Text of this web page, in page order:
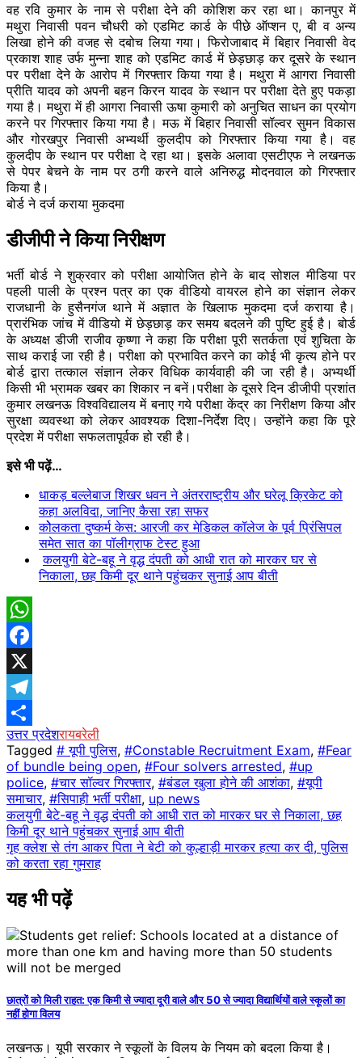
वह रवि कुमार के नाम से परीक्षा देने की कोशिश कर रहा था। कानपुर में
मथुरा निवासी पवन चौधरी को एडमिट कार्ड के पीछे ऑप्शन ए, बी व अन्य
लिखा होने की वजह से दबोच लिया गया। फिरोजाबाद में बिहार निवासी वेद
प्रकाश शाह उर्फ मुन्ना शाह को एडमिट कार्ड में छेड़छाड़ कर दूसरे के स्थान
पर परीक्षा देने के आरोप में गिरफ्तार किया गया है। मथुरा में आगरा निवासी
प्रीति यादव को अपनी बहन किरन यादव के स्थान पर परीक्षा देते हुए पकड़ा
गया है। मथुरा में ही आगरा निवासी ऊषा कुमारी को अनुचित साधन का प्रयोग
करने पर गिरफ्तार किया गया है। मऊ में बिहार निवासी सॉल्वर सुमन विकास
और गोरखपुर निवासी अभ्यर्थी कुलदीप को गिरफ्तार किया गया है। वह
कुलदीप के स्थान पर परीक्षा दे रहा था। इसके अलावा एसटीएफ ने लखनऊ
से पेपर बेचने के नाम पर ठगी करने वाले अनिरुद्ध मोदनवाल को गिरफ्तार
किया है।
बोर्ड ने दर्ज कराया मुकदमा
डीजीपी ने किया निरीक्षण
भर्ती बोर्ड ने शुक्रवार को परीक्षा आयोजित होने के बाद सोशल मीडिया पर
पहली पाली के प्रश्न पत्र का एक वीडियो वायरल होने का संज्ञान लेकर
राजधानी के हुसैनगंज थाने में अज्ञात के खिलाफ मुकदमा दर्ज कराया है।
प्रारंभिक जांच में वीडियो में छेड़छाड़ कर समय बदलने की पुष्टि हुई है। बोर्ड
के अध्यक्ष डीजी राजीव कृष्णा ने कहा कि परीक्षा पूरी सतर्कता एवं शुचिता के
साथ कराई जा रही है। परीक्षा को प्रभावित करने का कोई भी कृत्य होने पर
बोर्ड द्वारा तत्काल संज्ञान लेकर विधिक कार्यवाही की जा रही है। अभ्यर्थी
किसी भी भ्रामक खबर का शिकार न बनें।परीक्षा के दूसरे दिन डीजीपी प्रशांत
कुमार लखनऊ विश्वविद्यालय में बनाए गये परीक्षा केंद्र का निरीक्षण किया और
सुरक्षा व्यवस्था को लेकर आवश्यक दिशा-निर्देश दिए। उन्होंने कहा कि पूरे
प्रदेश में परीक्षा सफलतापूर्वक हो रही है।
इसे भी पढ़ें…
धाकड़ बल्लेबाज शिखर धवन ने अंतरराष्ट्रीय और घरेलू क्रिकेट को
कहा अलविदा, जानिए कैसा रहा सफर
कोेलकता दुष्कर्म केस: आरजी कर मेडिकल कॉलेज के पूर्व प्रिंसिपल
समेत सात का पॉलीग्राफ टेस्ट हुआ
कलयुगी बेटे-बहू ने वृद्ध दंपती को आधी रात को मारकर घर से
निकाला, छह किमी दूर थाने पहुंचकर सुनाई आप बीती
WhatsApp
Facebook
X
Telegram
Share
उत्तर प्रदेशरायबरेली
Tagged # यूपी पुलिस, #Constable Recruitment Exam, #Fear
of bundle being open, #Four solvers arrested, #up
police, #चार सॉल्वर गिरफ्तार, #बंडल खुला होने की आशंका, #यूपी
समाचार, #सिपाही भर्ती परीक्षा, up news
Post
navigation
कलयुगी बेटे-बहू ने वृद्ध दंपती को आधी रात को मारकर घर से निकाला, छह
किमी दूर थाने पहुंचकर सुनाई आप बीती
गृह क्लेश से तंग आकर पिता ने बेटी को कुल्हाड़ी मारकर हत्या कर दी, पुलिस
को करता रहा गुमराह
यह भी पढ़ें
छात्रों को मिली राहत: एक किमी से ज्यादा दूरी वाले और 50 से ज्यादा विद्यार्थियों वाले स्कूलों का
नहीं होगा विलय
लखनऊ। यूपी सरकार ने स्कूलों के विलय के नियम को बदला किया है।